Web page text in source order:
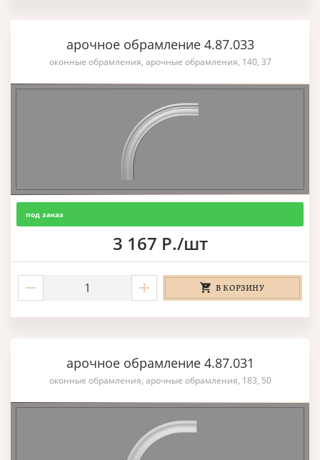
арочное обрамление 4.87.033
оконные обрамления, арочные обрамления, 140, 37
под заказ
3 167 Р./шт
В КОРЗИНУ
арочное обрамление 4.87.031
оконные обрамления, арочные обрамления, 183, 50